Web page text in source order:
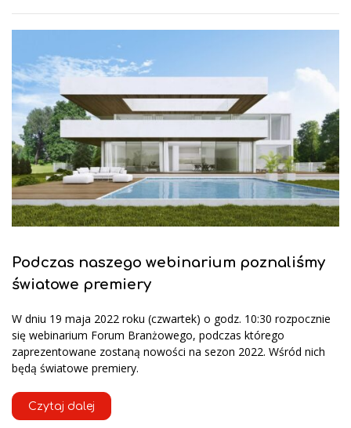
Podczas naszego webinarium poznaliśmy
światowe premiery
W dniu 19 maja 2022 roku (czwartek) o godz. 10:30 rozpocznie
się webinarium Forum Branżowego, podczas którego
zaprezentowane zostaną nowości na sezon 2022. Wśród nich
będą światowe premiery.
Czytaj dalej